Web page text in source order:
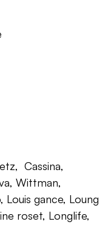
Cassina,
Wittman,
Louis gance, Loung
roset, Longlife,